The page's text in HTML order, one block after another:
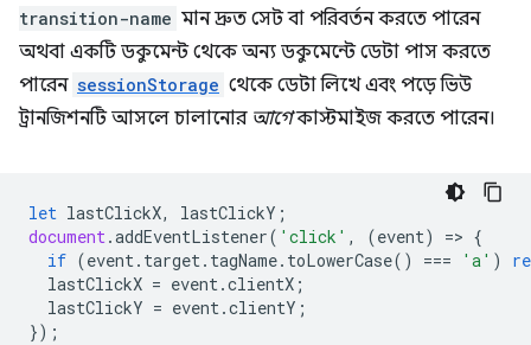
transition-name মান দ্রুত সেট বা পরিবর্তন করতে পারেন
অথবা একটি ডকুমেন্ট থেকে অন্য ডকুমেন্টে ডেটা পাস করতে
পারেন sessionStorage থেকে ডেটা লিখে এবং পড়ে ভিউ
ট্রানজিশনটি আসলে চালানোর আগেকাস্টমাইজ করতে পারেন।
let lastClickX, lastClickY ;
document.addEventListener( 'click' , (event) => {
if (event. target. tagName. toLowerCase() === 'a' )
lastClickX = event.clientX ;
lastClickY = event.clientY ;
});